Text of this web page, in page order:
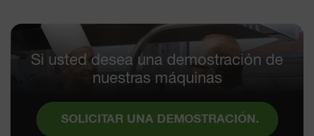
Si usted desea una demostración de
nuestras máquinas
SOLICITAR UNA DEMOSTRACIÓN.